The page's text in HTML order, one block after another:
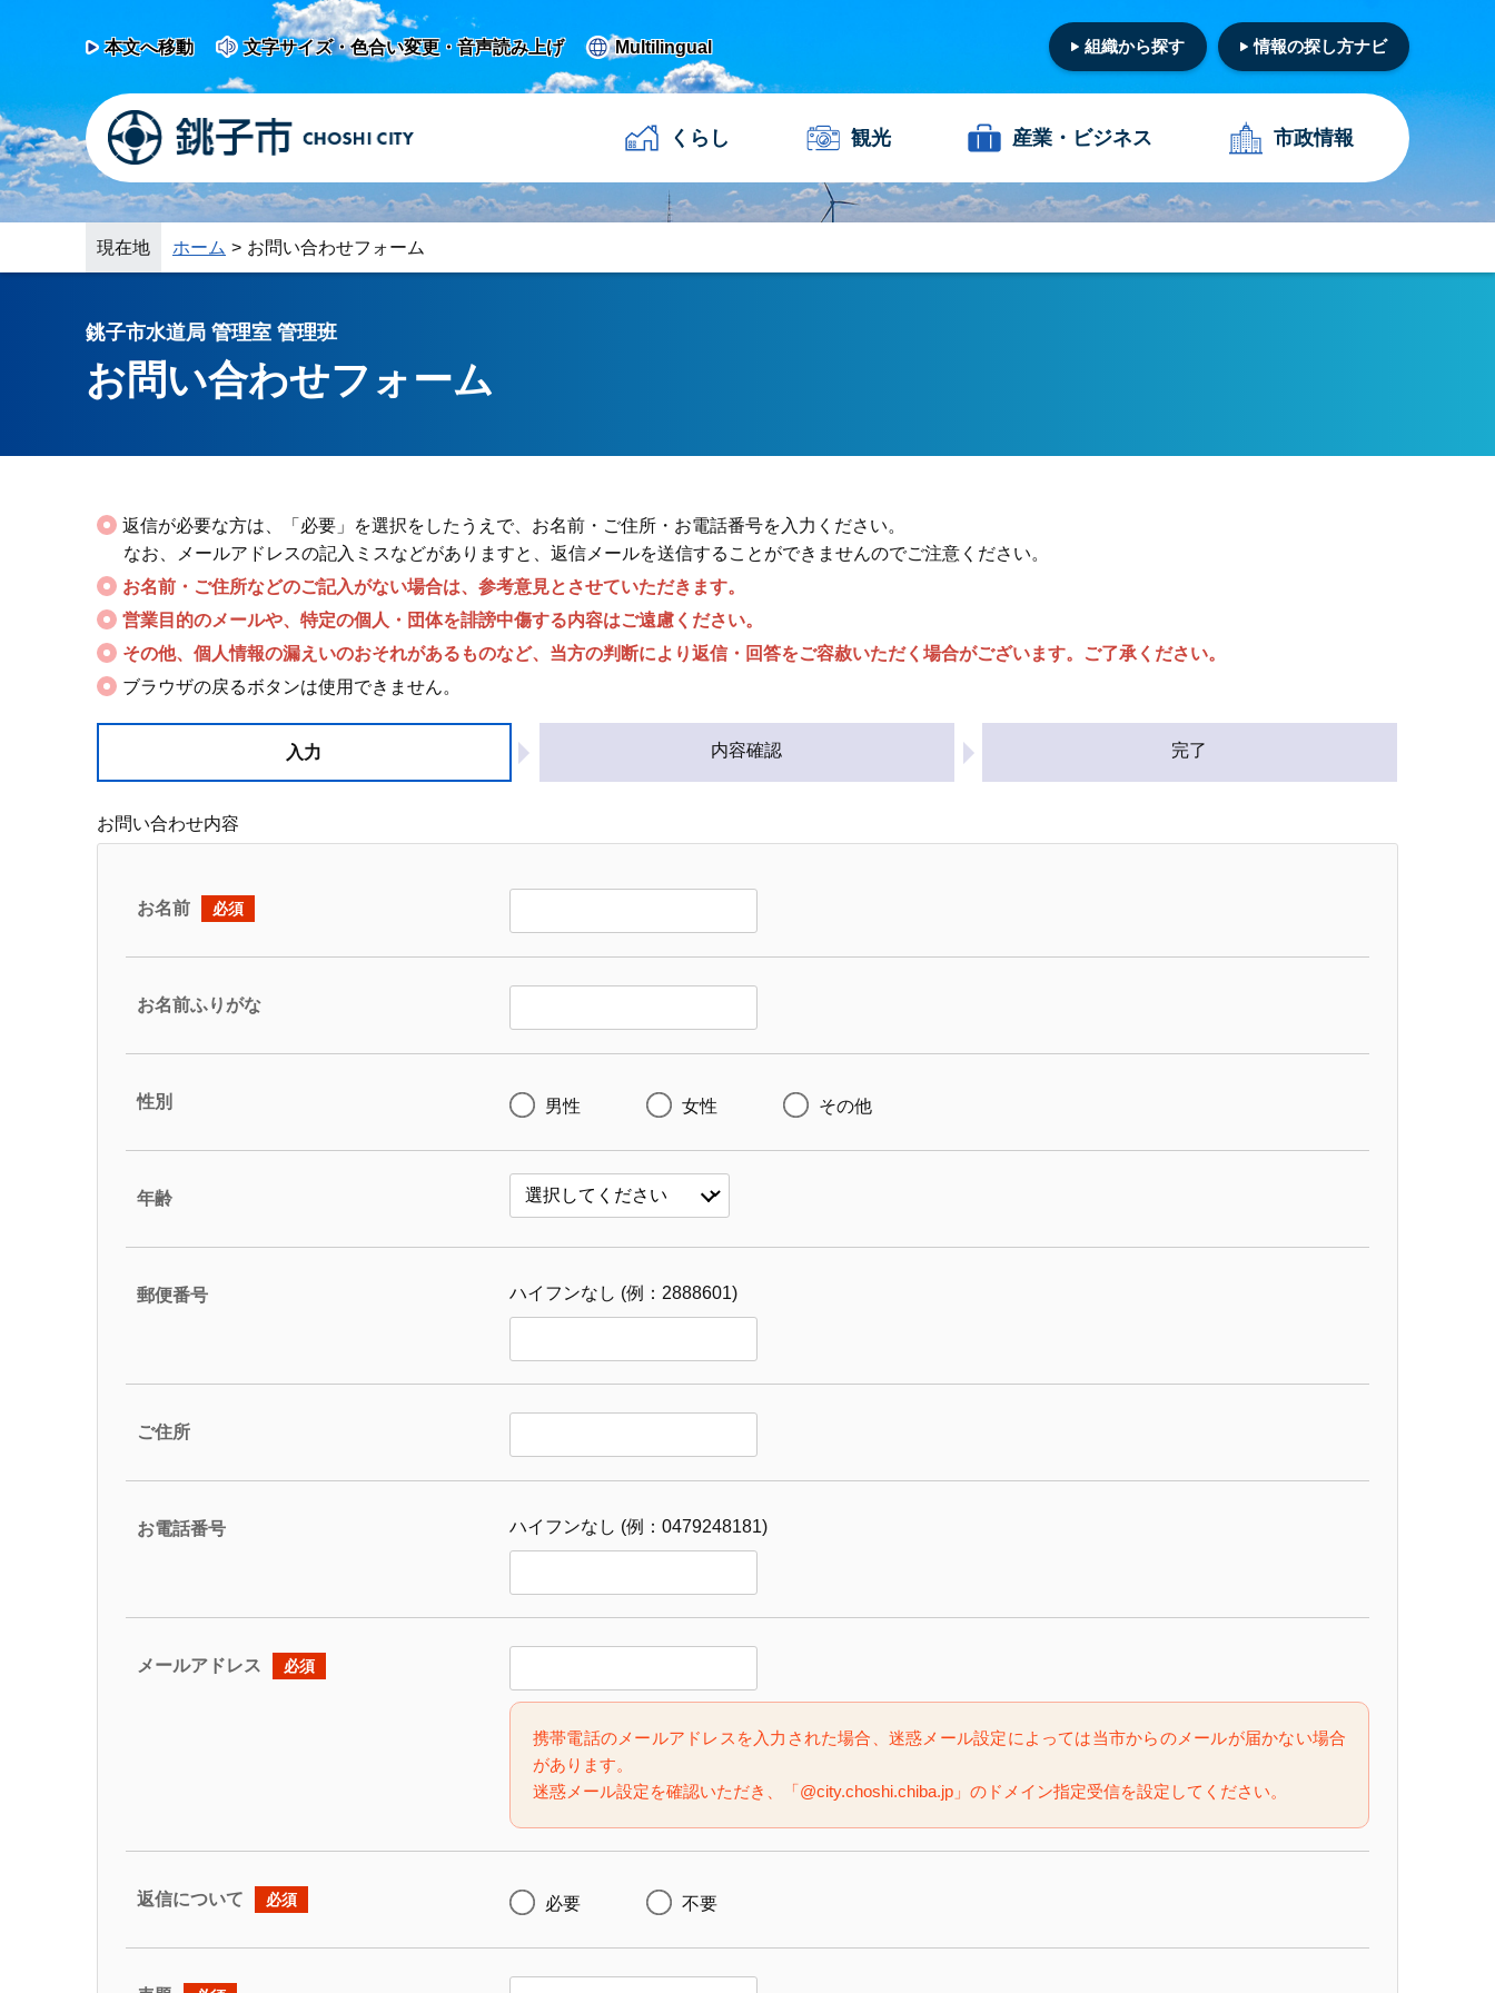
本文へ移動 文字サイズ・色合い変更・音声読み上げ Multilingual 組織から探す 情報の探し方ナビ
くらし 観光 産業・ ビジネス 市政情報
現在地 ホーム お問い合わせフォーム
銚子市水道局 管理室 管理班
お問い合わせフォーム
返信が必要な方は、「必要」を選択をしたうえで、お名前・ご住所・お電話番号を入力ください。
なお、メールアドレスの記入ミスなどがありますと、返信メールを送信することができませんのでご注意ください。
お名前・ご住所などのご記入がない場合は、参考意見とさせていただきます。
営業目的のメールや、特定の個人・団体を誹謗中傷する内容はご遠慮ください。
その他、個人情報の漏えいのおそれがあるものなど、当方の判断により返信・回答をご容赦いただく場合がございます。ご了承ください。
ブラウザの戻るボタンは使用できません。
入力 内容確認 完了
お問い合わせ内容
お名前 必須
お名前ふりがな
性別 男性 女性 その他
年齢
郵便番号 ハイフンなし (例：2888601)
ご住所
お電話番号 ハイフンなし (例：0479248181)
メールアドレス 必須
携帯電話のメールアドレスを入力された場合、迷惑メール設定によっては当市からのメールが届かない場合
があります。
迷惑メール設定を確認いただき、「@city.choshi.chiba.jp」のドメイン指定受信を設定してください。
返信について 必須 必要 不要